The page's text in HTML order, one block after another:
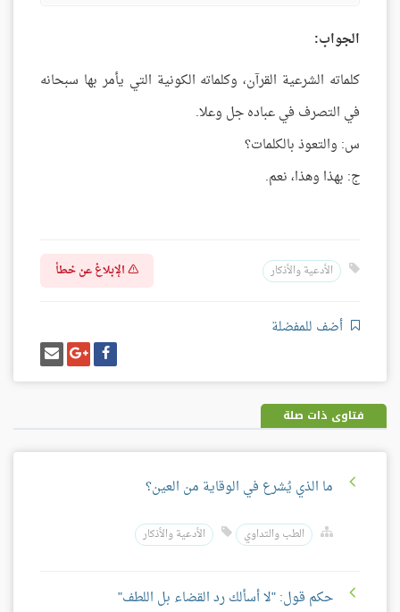
الجواب:
كلماته الشرعية القرآن، وكلماته الكونية التي يأمر بها سبحانه
في التصرف في عباده جل وعلا.
س: والتعوذ بالكلمات؟
ج: بهذا وهذا، نعم.
الأدعية والأذكار الإبلاغ عن خطأ
أضف للمفضلة
شارك
على
فيسبوك
شارك
على
غوغل
بلس
إرسل
إيميل
فتاوى ذات صلة
ما الذي يُشرع في الوقاية من العين؟
الطب والتداوي الأدعية والأذكار
حكم قول: "لا أسألك رد القضاء بل اللطف"